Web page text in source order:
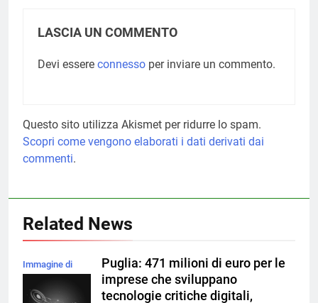
LASCIA UN COMMENTO
Devi essere connesso per inviare un commento.
Questo sito utilizza Akismet per ridurre lo spam.
Scopri come vengono elaborati i dati derivati dai
commenti.
Related News
Immagine di
Magnific
Puglia: 471 milioni di euro per le
imprese che sviluppano
tecnologie critiche digitali,